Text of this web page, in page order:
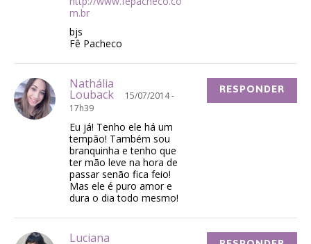
m.br
bjs
Fê Pacheco
Nathália
Louback
15/07/2014 -
17h39
Eu já! Tenho ele há um
tempão! Também sou
branquinha e tenho que
ter mão leve na hora de
passar senão fica feio!
Mas ele é puro amor e
dura o dia todo mesmo!
RESPONDER
Luciana